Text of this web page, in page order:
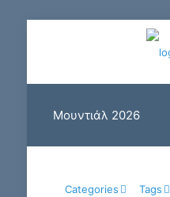
Μουντιάλ 2026
Categories Tags